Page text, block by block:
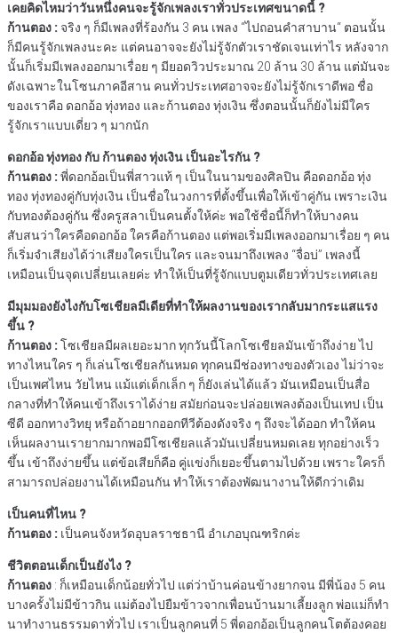
เคยคิดไหมว่าวันหนึ่งคนจะรู้จักเพลงเราทั่วประเทศขนาดนี้ ?
ก้านตอง : จริง ๆ ก็มีเพลงที่ร้องกัน 3 คน เพลง “ไปถอนคำสาบาน“ ตอนนั้น
ก็มีคนรู้จักเพลงนะคะ แต่คนอาจจะยังไม่รู้จักตัวเราชัดเจนเท่าไร หลังจาก
นั้นก็เริ่มมีเพลงออกมาเรื่อย ๆ มียอดวิวประมาณ 20 ล้าน 30 ล้าน แต่มันจะ
ดังเฉพาะในโซนภาคอีสาน คนทั่วประเทศอาจจะยังไม่รู้จักเราดีพอ ชื่อ
ของเราคือ ดอกอ้อ ทุ่งทอง และก้านตอง ทุ่งเงิน ซึ่งตอนนั้นก็ยังไม่มีใคร
รู้จักเราแบบเดี่ยว ๆ มากนัก
ดอกอ้อ ทุ่งทอง กับ ก้านตอง ทุ่งเงิน เป็นอะไรกัน ?
ก้านตอง :พี่ดอกอ้อเป็นพี่สาวแท้ ๆ เป็นในนามของศิลปิน คือดอกอ้อ ทุ่ง
ทอง ทุ่งทองคู่กับทุ่งเงิน เป็นชื่อในวงการที่ตั้งขึ้นเพื่อให้เข้าคู่กัน เพราะเงิน
กับทองต้องคู่กัน ซึ่งครูสลาเป็นคนตั้งให้ค่ะ พอใช้ชื่อนี้ก็ทำให้บางคน
สับสนว่าใครคือดอกอ้อ ใครคือก้านตอง แต่พอเริ่มมีเพลงออกมาเรื่อย ๆ คน
ก็เริ่มจำเสียงได้ว่าเสียงใครเป็นใคร และจนมาถึงเพลง “จื่อบ่” เพลงนี้
เหมือนเป็นจุดเปลี่ยนเลยค่ะ ทำให้เป็นที่รู้จักแบบตูมเดียวทั่วประเทศเลย
มีมุมมองยังไงกับโซเชียลมีเดียที่ทำให้ผลงานของเรากลับมากระแสแรง
ขึ้น ?
ก้านตอง :โซเชียลมีผลเยอะมาก ทุกวันนี้โลกโซเชียลมันเข้าถึงง่าย ไป
ทางไหนใคร ๆ ก็เล่นโซเชียลกันหมด ทุกคนมีช่องทางของตัวเอง ไม่ว่าจะ
เป็นเพศไหน วัยไหน แม้แต่เด็กเล็ก ๆ ก็ยังเล่นได้แล้ว มันเหมือนเป็นสื่อ
กลางที่ทำให้คนเข้าถึงเราได้ง่าย สมัยก่อนจะปล่อยเพลงต้องเป็นเทป เป็น
ซีดี ออกทางวิทยุ หรือถ้าอยากออกทีวีต้องดังจริง ๆ ถึงจะได้ออก ทำให้คน
เห็นผลงานเรายากมากพอมีโซเชียลแล้วมันเปลี่ยนหมดเลย ทุกอย่างเร็ว
ขึ้น เข้าถึงง่ายขึ้น แต่ข้อเสียก็คือ คู่แข่งก็เยอะขึ้นตามไปด้วย เพราะใครก็
สามารถปล่อยงานได้เหมือนกัน ทำให้เราต้องพัฒนางานให้ดีกว่าเดิม
เป็นคนที่ไหน ?
ก้านตอง : เป็นคนจังหวัดอุบลราชธานี อำเภอบุณฑริกค่ะ
ชีวิตตอนเด็กเป็นยังไง ?
ก้านตอง : ก็เหมือนเด็กน้อยทั่วไป แต่ว่าบ้านค่อนข้างยากจน มีพี่น้อง 5 คน
บางครั้งไม่มีข้าวกิน แม่ต้องไปยืมข้าวจากเพื่อนบ้านมาเลี้ยงลูก พ่อแม่ก็ทำ
นาทำงานธรรมดาทั่วไป เราเป็นลูกคนที่ 5 พี่ดอกอ้อเป็นลูกคนโตต้องคอย